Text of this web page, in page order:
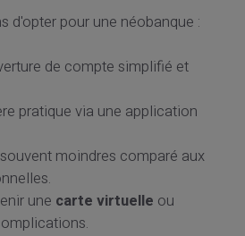
d'opter pour une néobanque :
de compte simplifié et
pratique via une application
moindres comparé aux
une carte virtuelle ou